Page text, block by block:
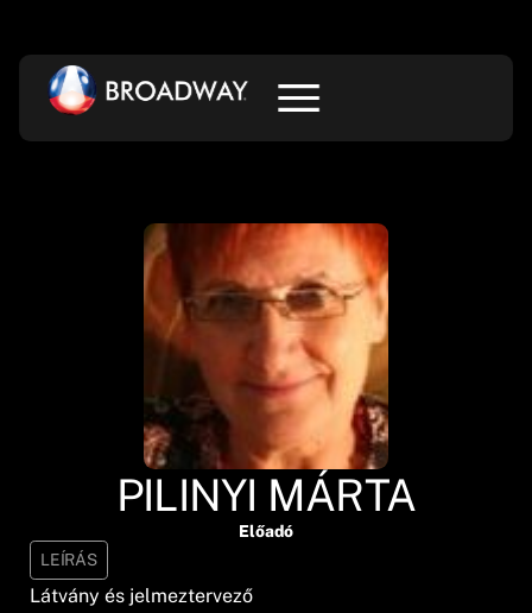
PILINYI MÁRTA
Előadó
LEÍRÁS
Látvány és jelmeztervező